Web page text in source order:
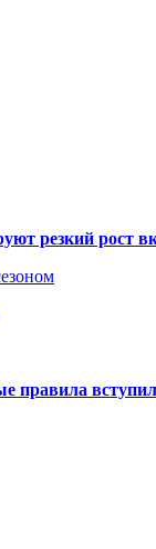
резкий рост
правила